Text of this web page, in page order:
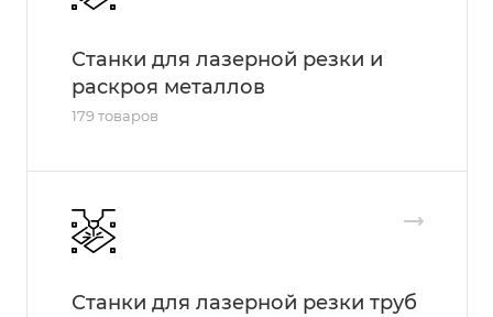
Станки для лазерной резки и
раскроя металлов
179 товаров
Станки для лазерной резки труб